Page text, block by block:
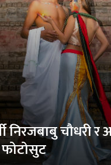
निरजबाबु चौधरी र